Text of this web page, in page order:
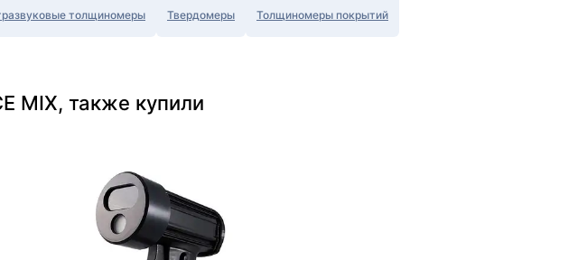
толщиномеры Твердомеры Толщиномеры покрытий
MIX, также купили